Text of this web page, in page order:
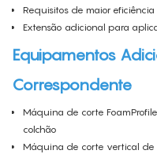
Requisitos de maior
Extensão adicional para
Equipamentos
Correspondente
Máquina de corte
colchão
Máquina de corte vertical